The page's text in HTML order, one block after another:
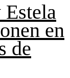
en
de